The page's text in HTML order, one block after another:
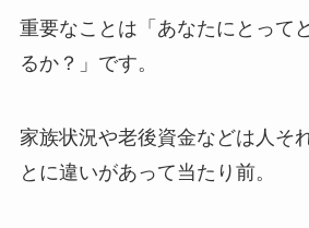
重要なことは「あなたにとって
るか？」です。
家族状況や老後資金などは人そ
とに違いがあって当たり前。